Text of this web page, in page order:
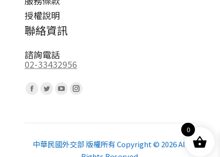
授權說明
聯絡資訊
諮詢電話
02-33432956
Facebook
opens
new
Twitter
opens
new
YouTube
opens
new
Instagram
opens
new
中華民國外交部 版權所有 Copyright © 2026 All
0